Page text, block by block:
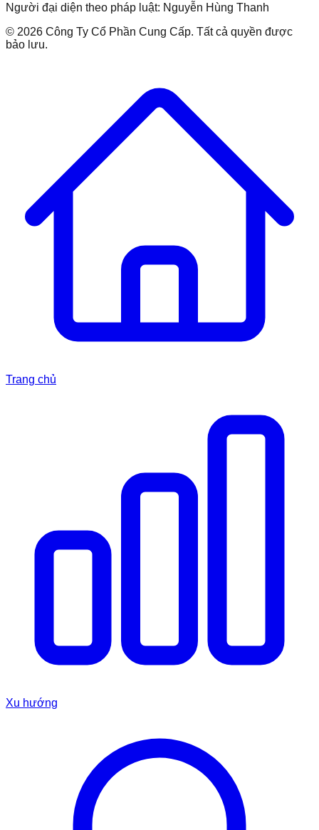
Người đại diện theo pháp luật: Nguyễn Hùng Thanh
© 2026 Công Ty Cổ Phần Cung Cấp. Tất cả quyền được
bảo lưu.
Trang chủ
Xu hướng